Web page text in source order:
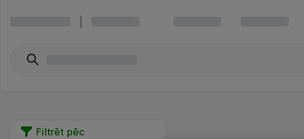
Filtrēt pēc